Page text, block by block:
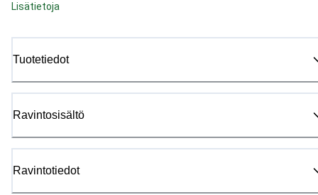
Lisätietoja
Tuotetiedot
Ravintosisältö
Ravintotiedot